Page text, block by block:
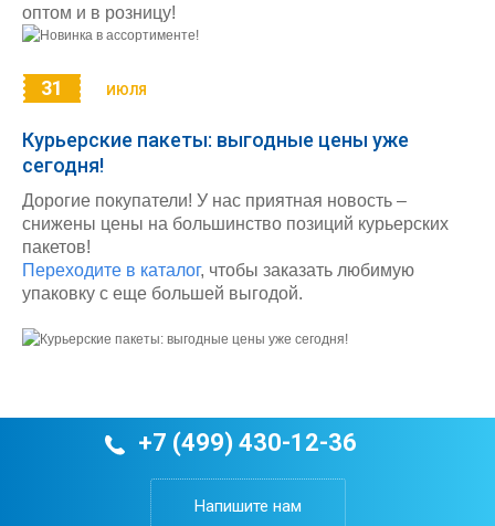
оптом и в розницу!
31 ИЮЛЯ
Курьерские пакеты: выгодные цены уже
сегодня!
Дорогие покупатели! У нас приятная новость –
снижены цены на большинство позиций курьерских
пакетов!
Переходите в каталог, чтобы заказать любимую
упаковку с еще большей выгодой.
+7 (499) 430-12-36
Напишите нам